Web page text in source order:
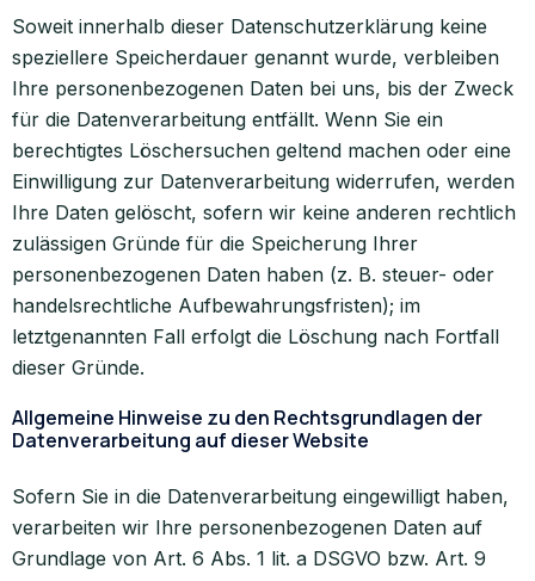
Soweit innerhalb dieser Datenschutzerklärung keine
speziellere Speicherdauer genannt wurde, verbleiben
Ihre personenbezogenen Daten bei uns, bis der Zweck
für die Datenverarbeitung entfällt. Wenn Sie ein
berechtigtes Löschersuchen geltend machen oder eine
Einwilligung zur Datenverarbeitung widerrufen, werden
Ihre Daten gelöscht, sofern wir keine anderen rechtlich
zulässigen Gründe für die Speicherung Ihrer
personenbezogenen Daten haben (z. B. steuer- oder
handelsrechtliche Aufbewahrungsfristen); im
letztgenannten Fall erfolgt die Löschung nach Fortfall
dieser Gründe.
Allgemeine Hinweise zu den Rechtsgrundlagen der
Datenverarbeitung auf dieser Website
Sofern Sie in die Datenverarbeitung eingewilligt haben,
verarbeiten wir Ihre personenbezogenen Daten auf
Grundlage von Art. 6 Abs. 1 lit. a DSGVO bzw. Art. 9